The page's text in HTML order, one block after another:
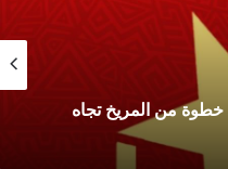
خطوة من المريخ تجاه